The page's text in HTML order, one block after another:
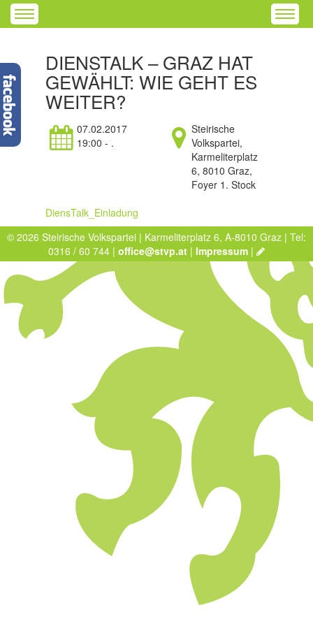
DIENSTALK – GRAZ HAT
GEWÄHLT: WIE GEHT ES
WEITER?
07.02.2017
19:00 - .
Steirische
Volkspartei,
Karmeliterplatz
6, 8010 Graz,
Foyer 1. Stock
DiensTalk_Einladung
© 2026 Steirische Volkspartei | Karmeliterplatz 6, A-8010 Graz | Tel:
0316 / 60 744 | office@stvp.at | Impressum |